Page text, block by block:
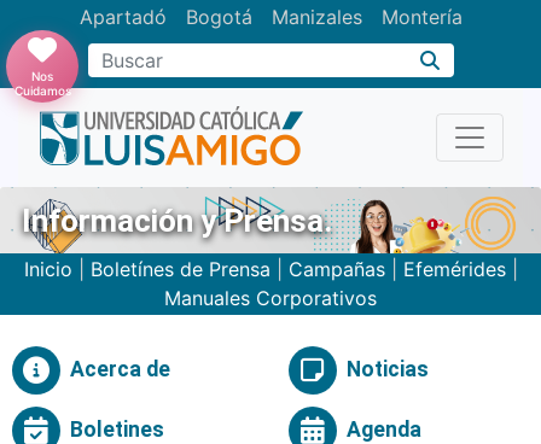
Apartadó Bogotá Manizales Montería
Buscar
Nos
Cuidamos
Información y Prensa.
Inicio Boletínes de Prensa Campañas| Efemérides|
Manuales Corporativos
Acerca de Noticias
Boletines Agenda